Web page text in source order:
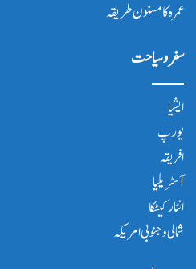
عمرہ کا مسنون طریقہ
سفر و سیاحت
ایشیا
یورپ
افریقہ
آسٹریلیا
انٹار کیٹکا
شمالی و جنوبی امریکہ